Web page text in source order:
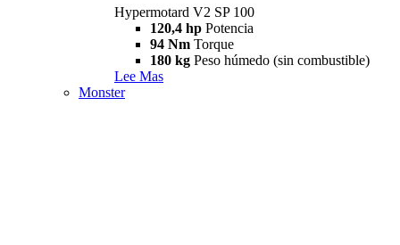
Hypermotard V2 SP 100
120,4 hp Potencia
94 Nm Torque
180 kg Peso húmedo (sin combustible)
Lee Mas
Monster